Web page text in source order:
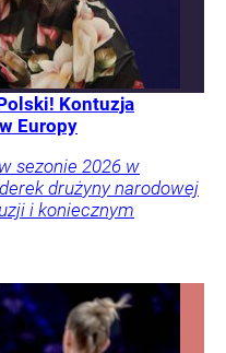
Kontuzja
Europy
sezonie 2026 w
drużyny narodowej
i koniecznym